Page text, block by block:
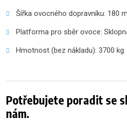
Šířka ovocného dopravníku: 180
Platforma pro sběr ovoce:
Hmotnost (bez nákladu): 3700 kg
Potřebujete poradit se
nám.